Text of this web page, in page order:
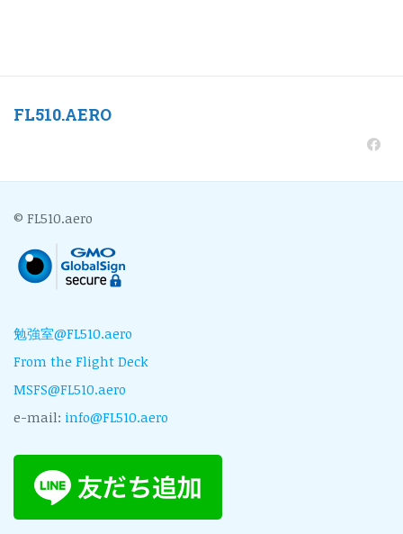
FL510.AERO
© FL510.aero
勉強室@FL510.aero
From the Flight Deck
MSFS@FL510.aero
e-mail: info@FL510.aero